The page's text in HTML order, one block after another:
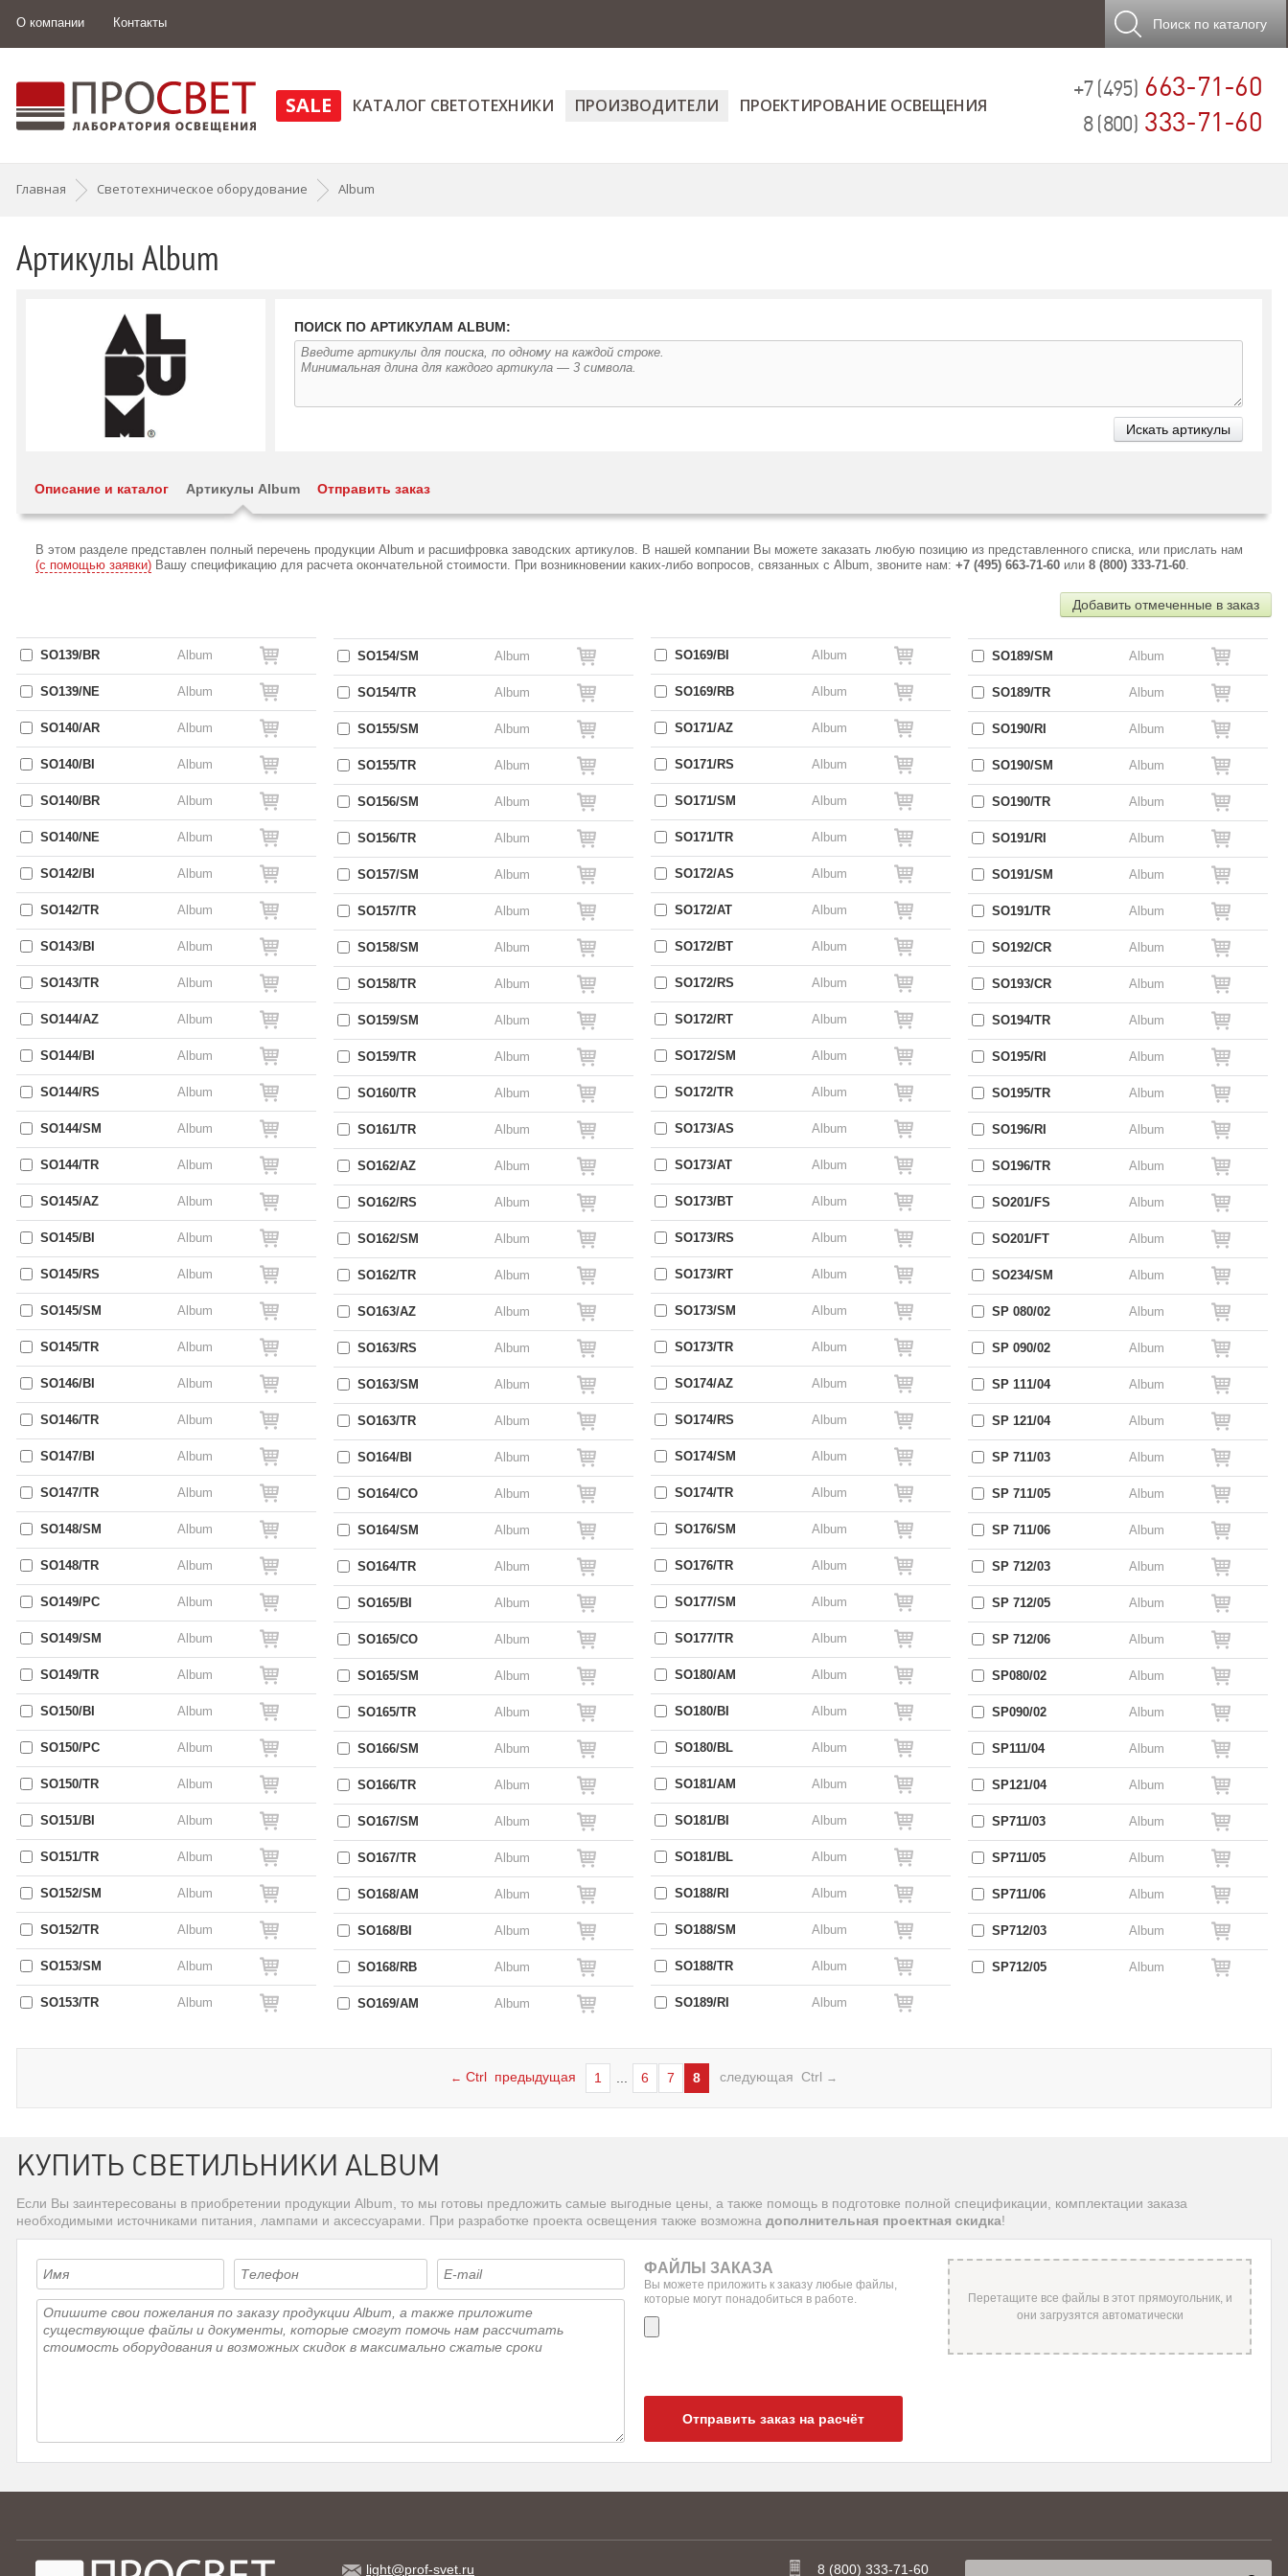
О компании Контакты Поиск по каталогу
+7 (495) 663-71-60
8 (800) 333-71-60
SALE КАТАЛОГ СВЕТОТЕХНИКИ ПРОИЗВОДИТЕЛИ ПРОЕКТИРОВАНИЕ ОСВЕЩЕНИЯ
Главная Светотехническое оборудование Album
Артикулы Album
ПОИСК ПО АРТИКУЛАМ ALBUM:
Описание и каталог Артикулы Album Отправить заказ
В этом разделе представлен полный перечень продукции Album и расшифровка заводских артикулов. В нашей компании Вы можете заказать любую позицию из представленного списка, или прислать нам
(с помощью заявки) Вашу спецификацию для расчета окончательной стоимости. При возникновении каких-либо вопросов, связанных с Album, звоните нам: +7 (495) 663-71-60 или 8 (800) 333-71-60.
Добавить отмеченные в заказ
SO139/BR Album
SO139/NE Album
SO140/AR Album
SO140/BI Album
SO140/BR Album
SO140/NE Album
SO142/BI Album
SO142/TR Album
SO143/BI Album
SO143/TR Album
SO144/AZ Album
SO144/BI Album
SO144/RS Album
SO144/SM Album
SO144/TR Album
SO145/AZ Album
SO145/BI Album
SO145/RS Album
SO145/SM Album
SO145/TR Album
SO146/BI Album
SO146/TR Album
SO147/BI Album
SO147/TR Album
SO148/SM Album
SO148/TR Album
SO149/PC Album
SO149/SM Album
SO149/TR Album
SO150/BI Album
SO150/PC Album
SO150/TR Album
SO151/BI Album
SO151/TR Album
SO152/SM Album
SO152/TR Album
SO153/SM Album
SO153/TR Album
SO154/SM Album
SO154/TR Album
SO155/SM Album
SO155/TR Album
SO156/SM Album
SO156/TR Album
SO157/SM Album
SO157/TR Album
SO158/SM Album
SO158/TR Album
SO159/SM Album
SO159/TR Album
SO160/TR Album
SO161/TR Album
SO162/AZ Album
SO162/RS Album
SO162/SM Album
SO162/TR Album
SO163/AZ Album
SO163/RS Album
SO163/SM Album
SO163/TR Album
SO164/BI Album
SO164/CO Album
SO164/SM Album
SO164/TR Album
SO165/BI Album
SO165/CO Album
SO165/SM Album
SO165/TR Album
SO166/SM Album
SO166/TR Album
SO167/SM Album
SO167/TR Album
SO168/AM Album
SO168/BI Album
SO168/RB Album
SO169/AM Album
SO169/BI Album
SO169/RB Album
SO171/AZ Album
SO171/RS Album
SO171/SM Album
SO171/TR Album
SO172/AS Album
SO172/AT Album
SO172/BT Album
SO172/RS Album
SO172/RT Album
SO172/SM Album
SO172/TR Album
SO173/AS Album
SO173/AT Album
SO173/BT Album
SO173/RS Album
SO173/RT Album
SO173/SM Album
SO173/TR Album
SO174/AZ Album
SO174/RS Album
SO174/SM Album
SO174/TR Album
SO176/SM Album
SO176/TR Album
SO177/SM Album
SO177/TR Album
SO180/AM Album
SO180/BI Album
SO180/BL Album
SO181/AM Album
SO181/BI Album
SO181/BL Album
SO188/RI Album
SO188/SM Album
SO188/TR Album
SO189/RI Album
SO189/SM Album
SO189/TR Album
SO190/RI Album
SO190/SM Album
SO190/TR Album
SO191/RI Album
SO191/SM Album
SO191/TR Album
SO192/CR Album
SO193/CR Album
SO194/TR Album
SO195/RI Album
SO195/TR Album
SO196/RI Album
SO196/TR Album
SO201/FS Album
SO201/FT Album
SO234/SM Album
SP 080/02 Album
SP 090/02 Album
SP 111/04 Album
SP 121/04 Album
SP 711/03 Album
SP 711/05 Album
SP 711/06 Album
SP 712/03 Album
SP 712/05 Album
SP 712/06 Album
SP080/02 Album
SP090/02 Album
SP111/04 Album
SP121/04 Album
SP711/03 Album
SP711/05 Album
SP711/06 Album
SP712/03 Album
SP712/05 Album
← Ctrl предыдущая 1 6 7 8 следующая Ctrl →
КУПИТЬ СВЕТИЛЬНИКИ ALBUM
Если Вы заинтересованы в приобретении продукции Album, то мы готовы предложить самые выгодные цены, а также помощь в подготовке полной спецификации, комплектации заказа
необходимыми источниками питания, лампами и аксессуарами. При разработке проекта освещения также возможна дополнительная проектная скидка!
ФАЙЛЫ ЗАКАЗА
Вы можете приложить к заказу любые файлы,
которые могут понадобиться в работе.
Отправить заказ на расчёт
light@prof-svet.ru 8 (800) 333-71-60